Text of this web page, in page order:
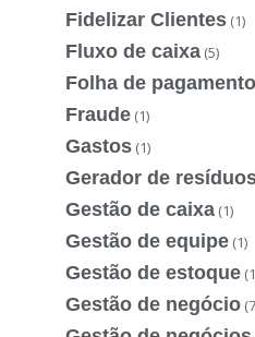
Fidelizar Clientes (1)
Fluxo de caixa (5)
Folha de pagamento
Fraude (1)
Gastos (1)
Gerador de
Gestão de caixa (1)
Gestão de equipe (1)
Gestão de estoque
Gestão de negócio